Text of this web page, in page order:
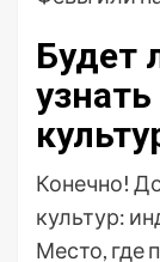
Будет
Конечно!
культур:
Место, где